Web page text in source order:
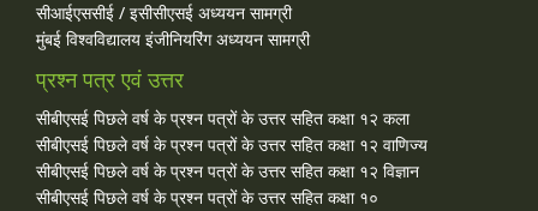
सीआईएससीई / इसीसीएसई अध्ययन सामग्री
मुंबई विश्वविद्यालय इंजीनियरिंग अध्ययन सामग्री
प्रश्न पत्र एवं उत्तर
सीबीएसई पिछले वर्ष के प्रश्न पत्रों के उत्तर सहित कक्षा १२ कला
सीबीएसई पिछले वर्ष के प्रश्न पत्रों के उत्तर सहित कक्षा १२ वाणिज्य
सीबीएसई पिछले वर्ष के प्रश्न पत्रों के उत्तर सहित कक्षा १२ विज्ञान
सीबीएसई पिछले वर्ष के प्रश्न पत्रों के उत्तर सहित कक्षा १०